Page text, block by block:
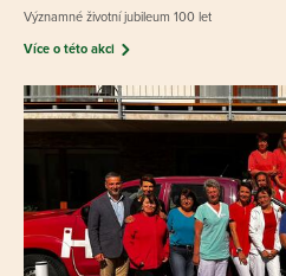
Významné životní jubileum 100 let
Více o této akci